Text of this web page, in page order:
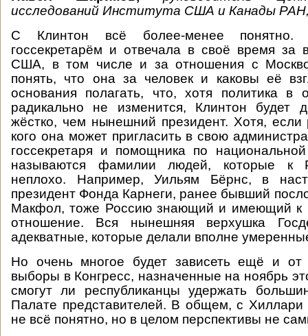
исследований Института США и Канады
С Клинтон всё более-менее
госсекретарём и отвечала в своё время за
США, в том числе и за отношения с
понять, что она за человек и каковы её
основания полагать, что, хотя политика в
радикально не изменится, Клинтон будет
жёстко, чем нынешний президент. Хотя, если
кого она может пригласить в свою
госсекретаря и помощника по
называются фамилии людей, которые к
неплохо. Например, Уильям Бёрнс, в
президент Фонда Карнеги, ранее бывший
Макфол, тоже Россию знающий и имеющий к
отношение. Вся нынешняя верхушка
адекватные, которые делали вполне
Но очень многое будет зависеть ещё и от
выборы в Конгресс, назначенные на ноябрь
смогут ли республиканцы удержать
Палате представителей. В общем, с
не всё понятно, но в целом перспективы не